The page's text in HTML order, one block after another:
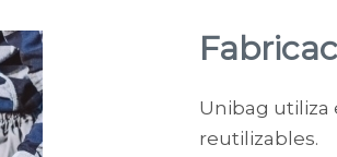
Unibag utiliza
reutilizables.